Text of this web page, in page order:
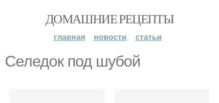
ДОМАШНИЕ РЕЦЕПТЫ
главная новости статьи
Селедок под шубой